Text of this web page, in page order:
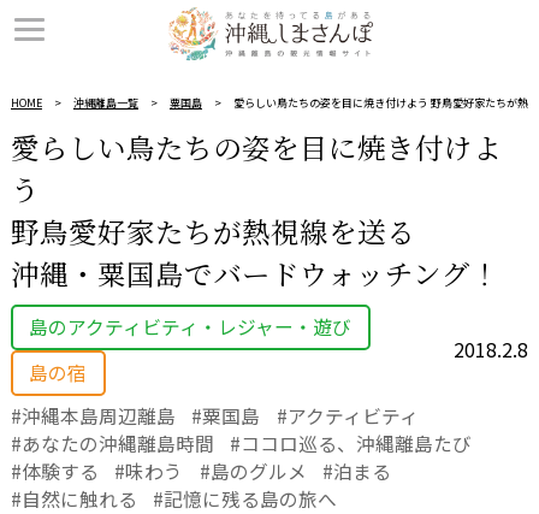
HOME 沖縄離島一覧 粟国島 愛らしい鳥たちの姿を目に焼き付けよう 野鳥愛好家たちが熱
愛らしい鳥たちの姿を目に焼き付けよ
う
野鳥愛好家たちが熱視線を送る
沖縄・粟国島でバードウォッチング！
島のアクティビティ・レジャー・遊び
島の宿
2018.2.8
沖縄本島周辺離島 粟国島
アクティビティ
あなたの沖縄離島時間
ココロ巡る、沖縄離島たび
体験する
味わう 島のグルメ
泊まる
自然に触れる
記憶に残る島の旅へ